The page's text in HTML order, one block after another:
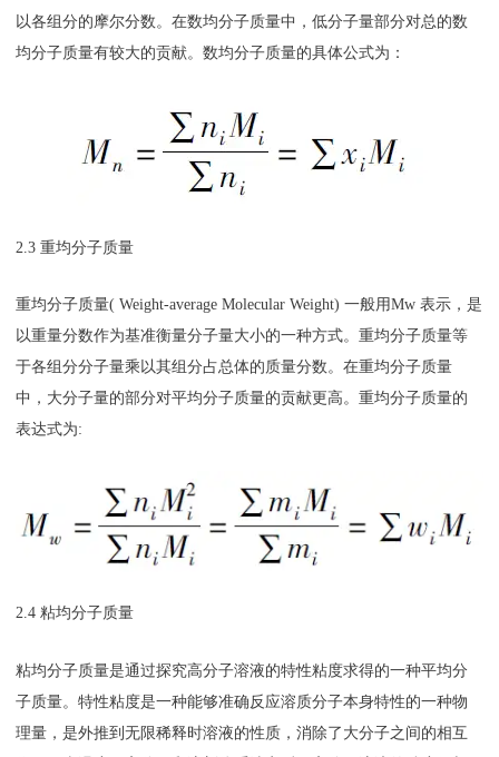
以各组分的摩尔分数。在数均分子质量中，低分子量部分对总的数
均分子质量有较大的贡献。数均分子质量的具体公式为：
2.3 重均分子质量
重均分子质量( Weight-average Molecular Weight) 一般用Mw 表示，是
以重量分数作为基准衡量分子量大小的一种方式。重均分子质量等
于各组分分子量乘以其组分占总体的质量分数。在重均分子质量
中，大分子量的部分对平均分子质量的贡献更高。重均分子质量的
表达式为:
2.4 粘均分子质量
粘均分子质量是通过探究高分子溶液的特性粘度求得的一种平均分
子质量。特性粘度是一种能够准确反应溶质分子本身特性的一种物
理量，是外推到无限稀释时溶液的性质，消除了大分子之间的相互